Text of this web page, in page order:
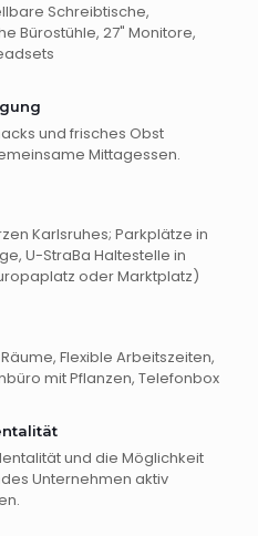
Schreibtische,
Bürostühle, 27" Monitore,
und frisches Obst
Mittagessen.
Karlsruhes; Parkplätze in
U-StraBa Haltestelle in
oder Marktplatz)
Flexible Arbeitszeiten,
mit Pflanzen, Telefonbox
und die Möglichkeit
Unternehmen aktiv